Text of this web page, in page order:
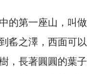
的第一座山，叫
䍃之澤，西面可
，長著圓圓的葉